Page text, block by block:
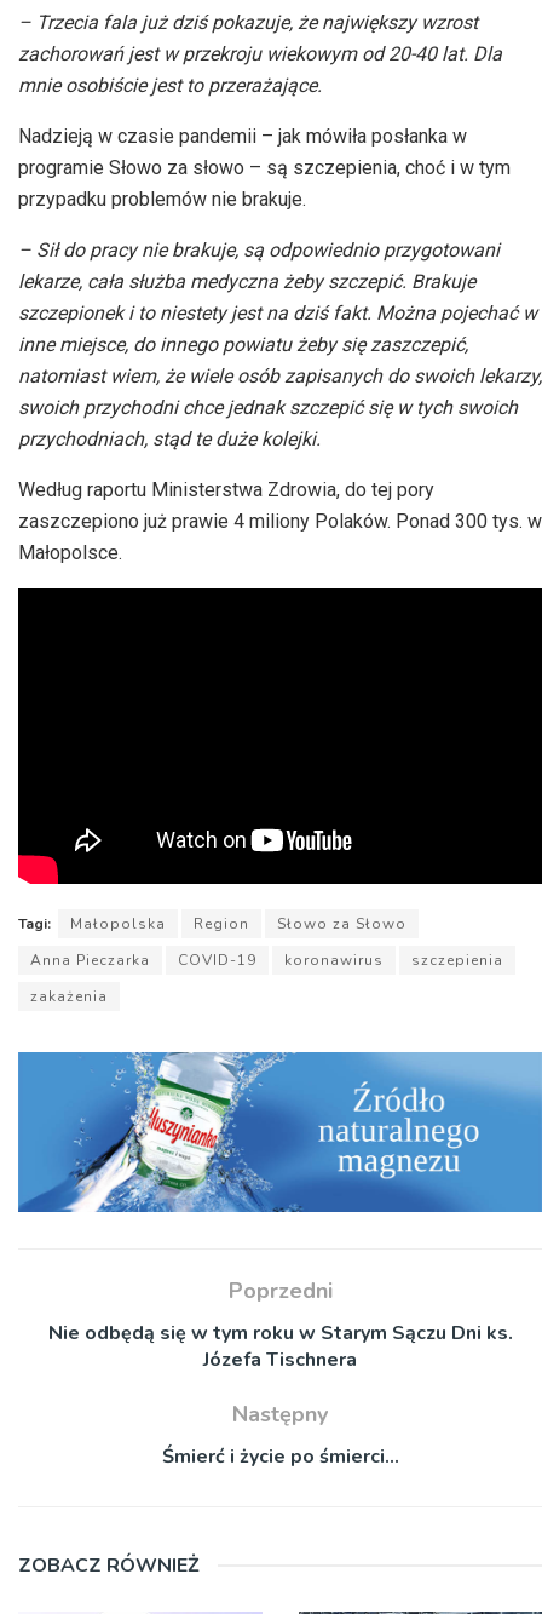
– Trzecia fala już dziś pokazuje, że największy wzrost
zachorowań jest w przekroju wiekowym od 20-40 lat. Dla
mnie osobiście jest to przerażające.
Nadzieją w czasie pandemii – jak mówiła posłanka w
programie Słowo za słowo – są szczepienia, choć i w tym
przypadku problemów nie brakuje.
– Sił do pracy nie brakuje, są odpowiednio przygotowani
lekarze, cała służba medyczna żeby szczepić. Brakuje
szczepionek i to niestety jest na dziś fakt. Można pojechać w
inne miejsce, do innego powiatu żeby się zaszczepić,
natomiast wiem, że wiele osób zapisanych do swoich lekarzy,
swoich przychodni chce jednak szczepić się w tych swoich
przychodniach, stąd te duże kolejki.
Według raportu Ministerstwa Zdrowia, do tej pory
zaszczepiono już prawie 4 miliony Polaków. Ponad 300 tys. w
Małopolsce.
Tagi: Małopolska Region
Słowo za Słowo
Anna Pieczarka
COVID-19 koronawirus
szczepienia
zakażenia
Poprzedni
Nie odbędą się w tym roku w Starym Sączu Dni ks.
Józefa Tischnera
Następny
Śmierć i życie po śmierci…
ZOBACZ RÓWNIEŻ